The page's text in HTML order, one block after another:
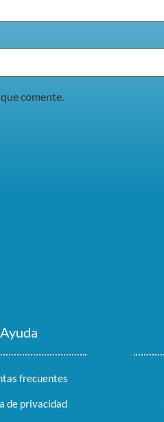
comente.
Ayuda
frecuentes
de privacidad